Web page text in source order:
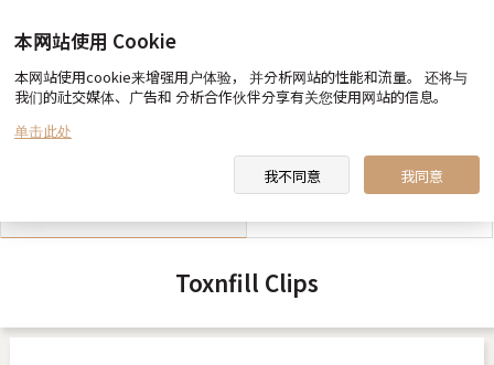
toxnfill 美容医院 向您约定 医生&职员 介绍
合作酒店指南
Toxnfill Clips
本网站使用 Cookie
本网站使用cookie来增强用户体验， 并分析网站的性能和流量。 还将与
我们的社交媒体、广告和 分析合作伙伴分享有关您使用网站的信息。
单击此处
我不同意 我同意